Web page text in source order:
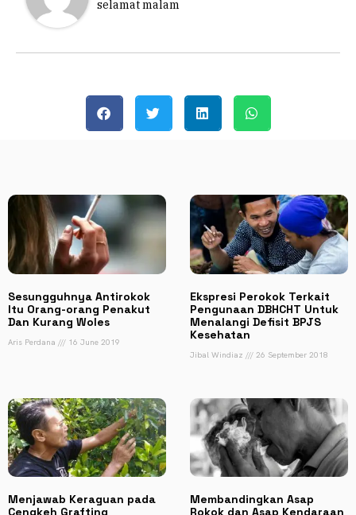
selamat malam
Sesungguhnya Antirokok
Itu Orang-orang Penakut
Dan Kurang Woles
Aris Perdana 16 June 2019
Ekspresi Perokok Terkait
Pengunaan DBHCHT Untuk
Menalangi Defisit BPJS
Kesehatan
Jibal Windiaz 26 September 2018
Menjawab Keraguan pada
Cengkeh Grafting
Membandingkan Asap
Rokok dan Asap Kendaraan